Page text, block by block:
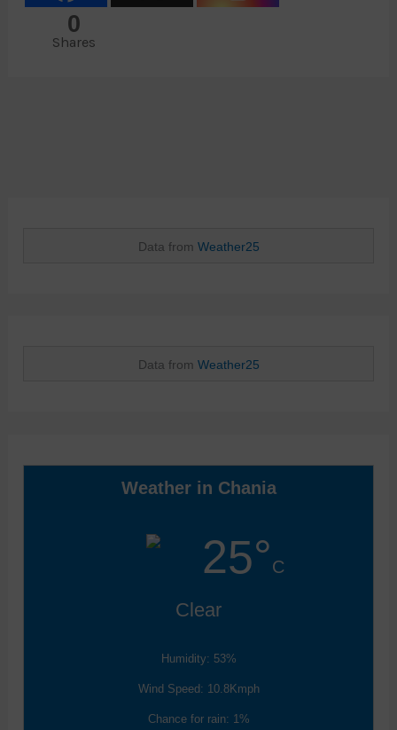
0
Shares
Data from Weather25
Data from Weather25
Weather in Chania
25°C
Clear
Humidity: 53%
Wind Speed: 10.8Kmph
Chance for rain: 1%